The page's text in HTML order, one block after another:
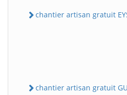
chantier artisan gratuit
chantier artisan gratuit